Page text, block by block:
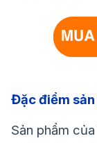
Đặc điểm sản
Sản phẩm